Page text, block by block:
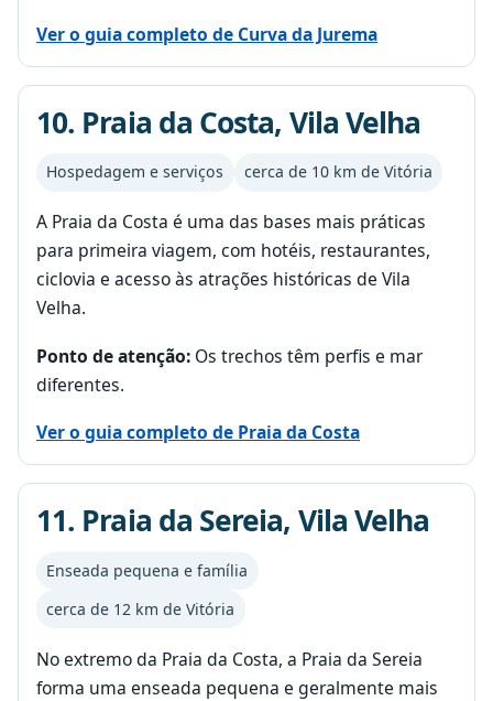
Ver o guia completo de Curva da Jurema
10. Praia da Costa, Vila Velha
Hospedagem e serviços cerca de 10 km de Vitória
A Praia da Costa é uma das bases mais práticas
para primeira viagem, com hotéis, restaurantes,
ciclovia e acesso às atrações históricas de Vila
Velha.
Ponto de atenção: Os trechos têm perfis e mar
diferentes.
Ver o guia completo de Praia da Costa
11. Praia da Sereia, Vila Velha
Enseada pequena e família
cerca de 12 km de Vitória
No extremo da Praia da Costa, a Praia da Sereia
forma uma enseada pequena e geralmente mais